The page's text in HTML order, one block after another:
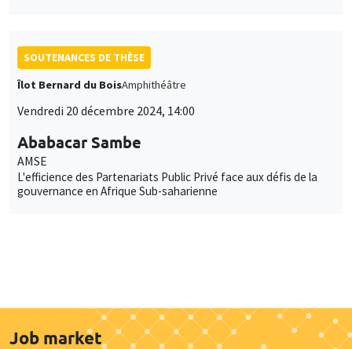
SOUTENANCES DE THÈSE
Îlot Bernard du BoisAmphithéâtre
Vendredi 20 décembre 2024, 14:00
Ababacar Sambe
AMSE
L'efficience des Partenariats Public Privé face aux défis de la
gouvernance en Afrique Sub-saharienne
Job market